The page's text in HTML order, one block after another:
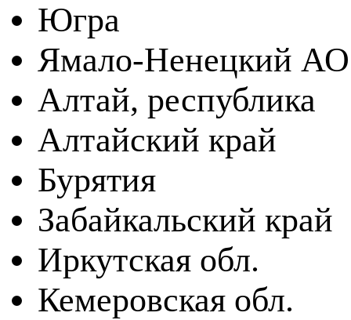
Югра
Ямало-Ненецкий АО
Алтай, республика
Алтайский край
Бурятия
Забайкальский край
Иркутская обл.
Кемеровская обл.